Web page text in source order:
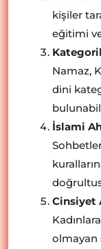
kişiler
eğitimi
Namaz,
dini
İslami
Cinsiyet
olmayan